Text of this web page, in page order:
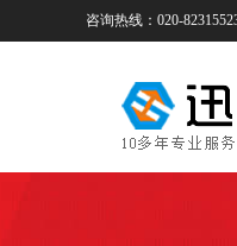
咨询热线：020-